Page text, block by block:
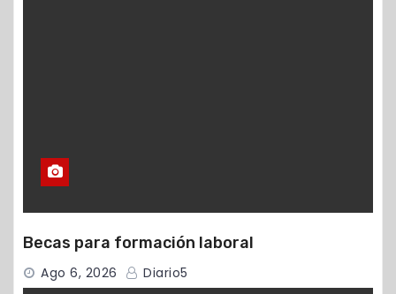
Becas para formación laboral
Ago 6, 2026 Diario5